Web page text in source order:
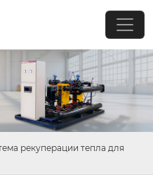
рекуперации тепла для